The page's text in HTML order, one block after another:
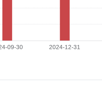
院卡罗尔管理学院金融系终身教授
院金融学教授、执行院长，政协上
学劳动人事学院教师、副院长兼副